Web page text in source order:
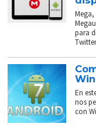
para
En
nos
con